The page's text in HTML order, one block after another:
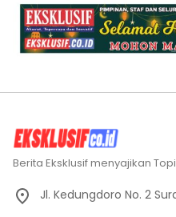
Berita Eksklusif menyajikan
Jl. Kedungdoro No. 2